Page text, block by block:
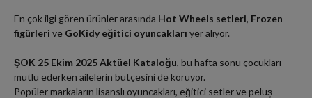
En çok ilgi gören ürünler arasında Hot Wheels setleri, Frozen
figürleri ve GoKidy eğitici oyuncakları yer alıyor.
ŞOK 25 Ekim 2025 Aktüel Kataloğu, bu hafta sonu çocukları
mutlu ederken ailelerin bütçesini de koruyor.
Popüler markaların lisanslı oyuncakları, eğitici setler ve peluş